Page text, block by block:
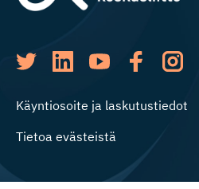
Käyntiosoite ja laskutustiedot
Tietoa evästeistä